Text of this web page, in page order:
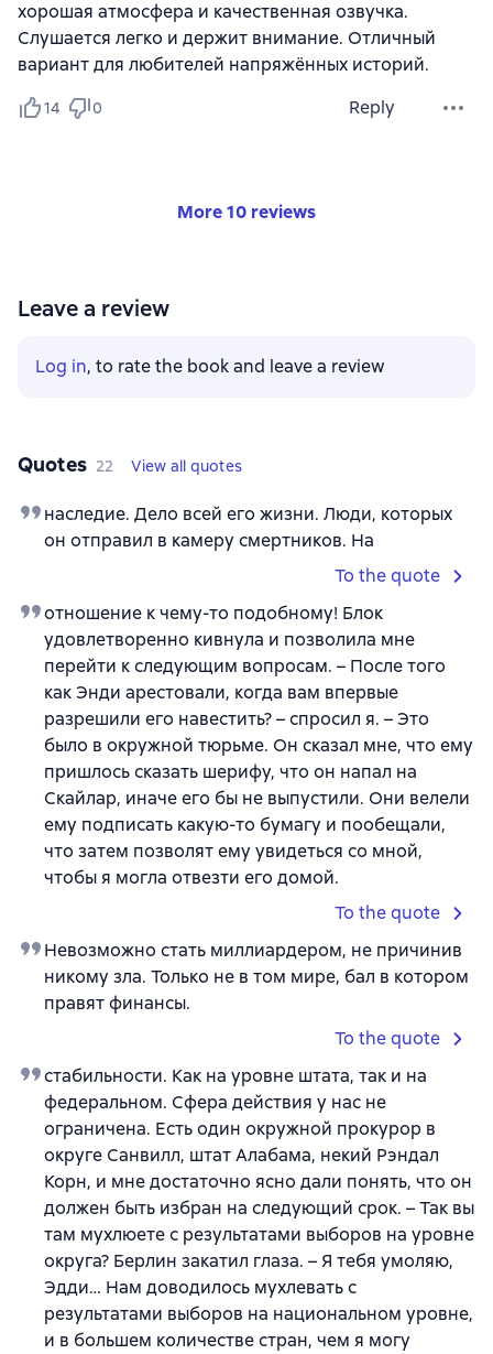
хорошая атмосфера и качественная озвучка.
Слушается легко и держит внимание. Отличный
вариант для любителей напряжённых историй.
14 0 Reply
More 10 reviews
Leave a review
Log in, to rate the book and leave a review
Quotes 22 View all quotes
наследие. Дело всей его жизни. Люди, которых
он отправил в камеру смертников. На
To the quote
отношение к чему-то подобному! Блок
удовлетворенно кивнула и позволила мне
перейти к следующим вопросам. – После того
как Энди арестовали, когда вам впервые
разрешили его навестить? – спросил я. – Это
было в окружной тюрьме. Он сказал мне, что ему
пришлось сказать шерифу, что он напал на
Скайлар, иначе его бы не выпустили. Они велели
ему подписать какую-то бумагу и пообещали,
что затем позволят ему увидеться со мной,
чтобы я могла отвезти его домой.
To the quote
Невозможно стать миллиардером, не причинив
никому зла. Только не в том мире, бал в котором
правят финансы.
To the quote
стабильности. Как на уровне штата, так и на
федеральном. Сфера действия у нас не
ограничена. Есть один окружной прокурор в
округе Санвилл, штат Алабама, некий Рэндал
Корн, и мне достаточно ясно дали понять, что он
должен быть избран на следующий срок. – Так вы
там мухлюете с результатами выборов на уровне
округа? Берлин закатил глаза. – Я тебя умоляю,
Эдди… Нам доводилось мухлевать с
результатами выборов на национальном уровне,
и в большем количестве стран, чем я могу